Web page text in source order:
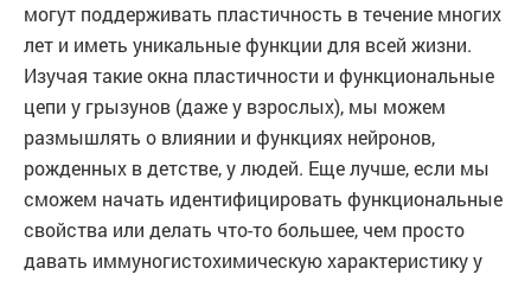
могут поддерживать пластичность в течение многих
лет и иметь уникальные функции для всей жизни.
Изучая такие окна пластичности и функциональные
цепи у грызунов (даже у взрослых), мы можем
размышлять о влиянии и функциях нейронов,
рожденных в детстве, у людей. Еще лучше, если мы
сможем начать идентифицировать функциональные
свойства или делать что-то большее, чем просто
давать иммуногистохимическую характеристику у